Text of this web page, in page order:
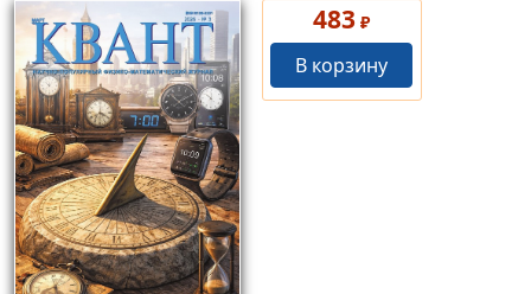
483 ₽
В корзину